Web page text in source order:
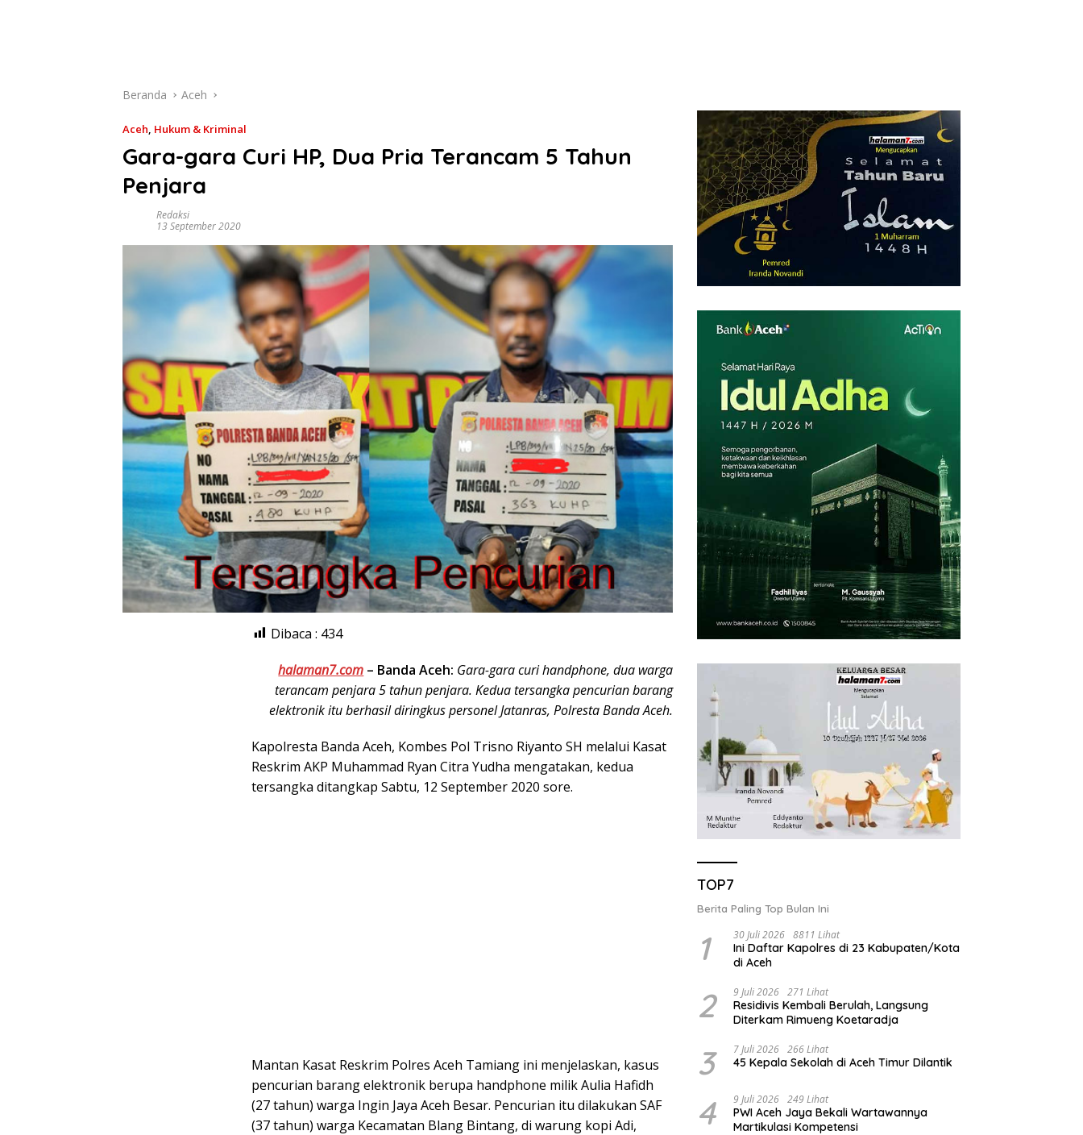
Beranda Aceh
Aceh, Hukum & Kriminal
Gara-gara Curi HP, Dua Pria Terancam 5 Tahun
Penjara
Redaksi
13 September 2020
Dibaca : 434
halaman7.com – Banda Aceh: Gara-gara curi handphone, dua warga
terancam penjara 5 tahun penjara. Kedua tersangka pencurian barang
elektronik itu berhasil diringkus personel Jatanras, Polresta Banda Aceh.
Kapolresta Banda Aceh, Kombes Pol Trisno Riyanto SH melalui Kasat
Reskrim AKP Muhammad Ryan Citra Yudha mengatakan, kedua
tersangka ditangkap Sabtu, 12 September 2020 sore.
Mantan Kasat Reskrim Polres Aceh Tamiang ini menjelaskan, kasus
pencurian barang elektronik berupa handphone milik Aulia Hafidh
(27 tahun) warga Ingin Jaya Aceh Besar. Pencurian itu dilakukan SAF
(37 tahun) warga Kecamatan Blang Bintang, di warung kopi Adi,
TOP7
Berita Paling Top Bulan Ini
1 30 Juli 2026 8811 Lihat
Ini Daftar Kapolres di 23 Kabupaten/Kota
di Aceh
2 9 Juli 2026 271 Lihat
Residivis Kembali Berulah, Langsung
Diterkam Rimueng Koetaradja
3 7 Juli 2026 266 Lihat
45 Kepala Sekolah di Aceh Timur Dilantik
4 9 Juli 2026 249 Lihat
PWI Aceh Jaya Bekali Wartawannya
Martikulasi Kompetensi